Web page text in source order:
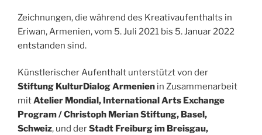
Zeichnungen, die während des Kreativaufenthalts in
Eriwan, Armenien, vom 5. Juli 2021 bis 5. Januar 2022
entstanden sind.
Künstlerischer Aufenthalt unterstützt von der
Stiftung KulturDialog Armenien in Zusammenarbeit
mitAtelier Mondial, International Arts Exchange
Program / Christoph Merian Stiftung, Basel,
Schweiz, und derStadt Freiburg im Breisgau,